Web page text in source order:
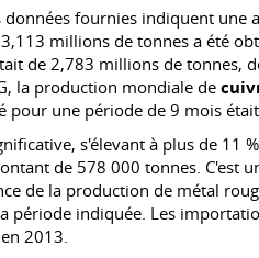
données fournies indiquent
millions de tonnes a été
de 2,783 millions de tonnes,
la production mondiale de
pour une période de 9 mois
s'élevant à plus de 11
de 578 000 tonnes. C'est
de la production de métal
période indiquée. Les
2013.